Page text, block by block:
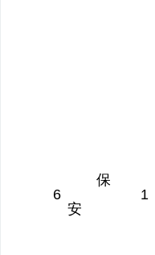
6
保
安
1